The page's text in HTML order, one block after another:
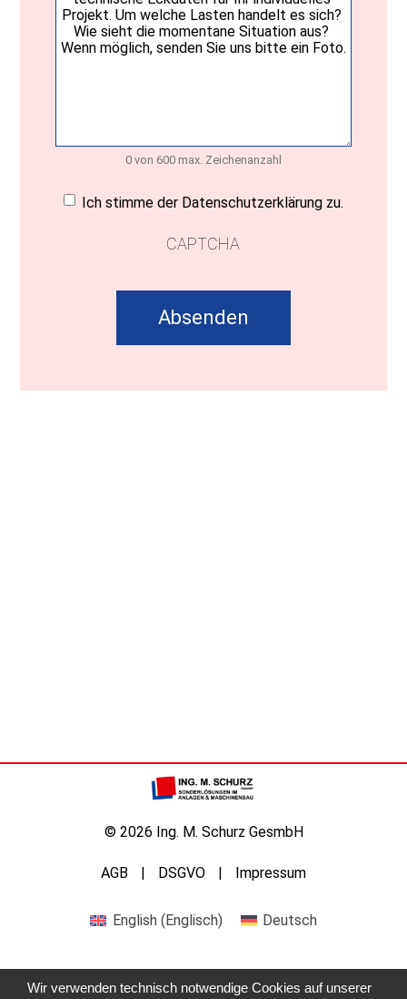
0 von 600 max. Zeichenanzahl
Einwilligung(erforderlich)
Ich stimme der Datenschutzerklärung zu.
CAPTCHA
© 2026 Ing. M. Schurz GesmbH
AGB DSGVO Impressum
English(Englisch) Deutsch
Wir verwenden technisch notwendige Cookies auf unserer